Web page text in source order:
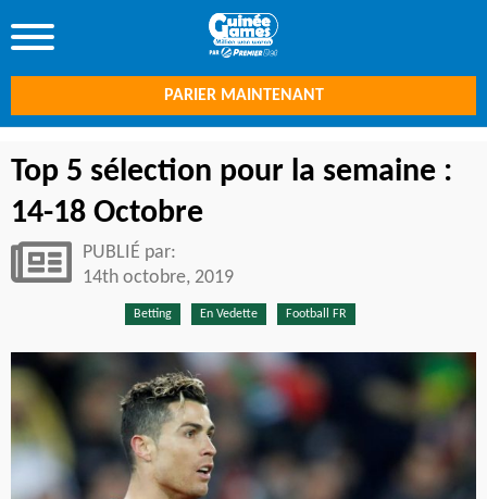
PARIER MAINTENANT
Top 5 sélection pour la semaine :
14-18 Octobre
PUBLIÉ par:
14th octobre, 2019
Betting En Vedette Football FR